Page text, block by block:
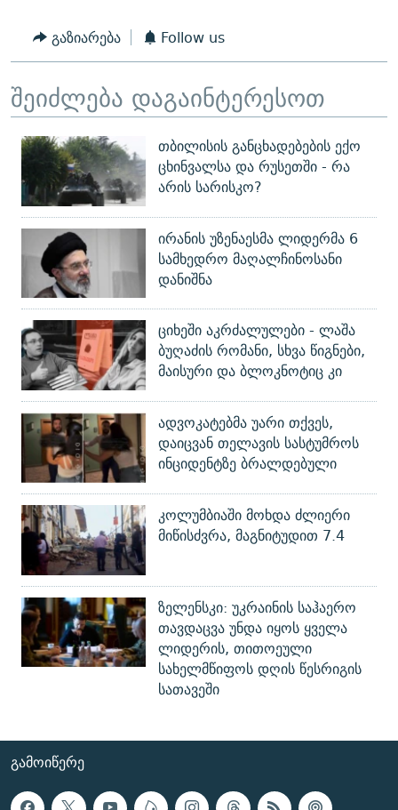
გაზიარება Follow us
შეიძლება დაგაინტერესოთ
თბილისის განცხადებების ექო
ცხინვალსა და რუსეთში - რა
არის სარისკო?
ირანის უზენაესმა ლიდერმა 6
სამხედრო მაღალჩინოსანი
დანიშნა
ციხეში აკრძალულები - ლაშა
ბუღაძის რომანი, სხვა წიგნები,
მაისური და ბლოკნოტიც კი
ადვოკატებმა უარი თქვეს,
დაიცვან თელავის სასტუმროს
ინციდენტზე ბრალდებული
კოლუმბიაში მოხდა ძლიერი
მიწისძვრა, მაგნიტუდით 7.4
ზელენსკი: უკრაინის საჰაერო
თავდაცვა უნდა იყოს ყველა
ლიდერის, თითოეული
სახელმწიფოს დღის წესრიგის
სათავეში
ᲒᲐᲛᲝᲘᲬᲔᲠᲔ